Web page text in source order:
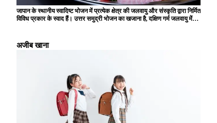
जापान के स्थानीय स्वादिष्ट भोजन में प्रत्येक क्षेत्र की जलवायु और संस्कृति द्वारा निर्मित
विविध प्रकार के स्वाद हैं। उत्तर समुद्री भोजन का खजाना है, दक्षिण गर्म जलवायु में
जिनका स्वाद केवल स्थानीय स्तर पर ही लिया जा सकता है, जैसे होक्काइडो से चंगेज
खान, क्योटो से उबला हुआ टोफू, और हिरोशिमा से ओकोनोमियाकी। ये स्थानीय
अजीब खाना